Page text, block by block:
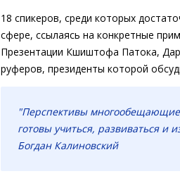
18 спикеров, среди которых
сфере, ссылаясь на конкретные
Презентации Кшиштофа Патока,
руферов, президенты которой
"Перспективы
готовы учиться, развиваться и
Богдан Калиновский